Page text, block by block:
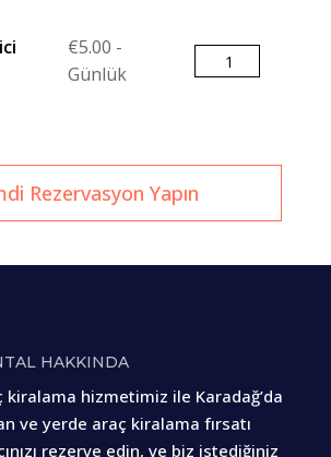
€5.00 -
Günlük
Miktar
Rezervasyon Yapın
HAKKINDA
kiralama hizmetimiz ile Karadağ’da
ve yerde araç kiralama fırsatı
rezerve edin, ve biz istediğiniz